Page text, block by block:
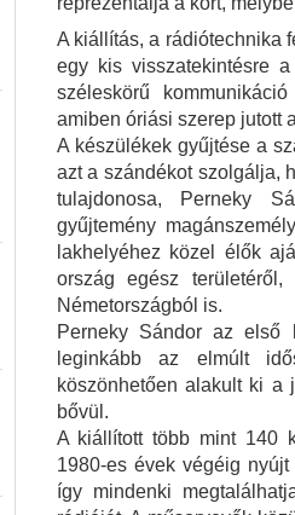
A kiállítás, a rádiótechnika
egy kis visszatekintésre
széleskörű
amiben óriási szerep jutott
A készülékek gyűjtése a
azt a szándékot szolgálja,
tulajdonosa, Perneky
gyűjtemény
lakhelyéhez közel élők
ország egész
Németországból is.
Perneky Sándor az első
leginkább az elmúlt
köszönhetően alakult ki a
bővül.
A kiállított több mint 140
1980-es évek végéig
így mindenki